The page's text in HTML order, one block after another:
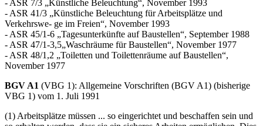
Arbeitsstätten-Richtlinien(ASR), z.B.
- ASR 7/3 „Künstliche Beleuchtung“, November 1993
- ASR 41/3 „Künstliche Beleuchtung für Arbeitsplätze und
Verkehrswe- ge im Freien“, November 1993
- ASR 45/1-6 „Tagesunterkünfte auf Baustellen“, September 1988
- ASR 47/1-3,5„Waschräume für Baustellen“, November 1977
November 1977
VBG 1) vom 1. Juli 1991